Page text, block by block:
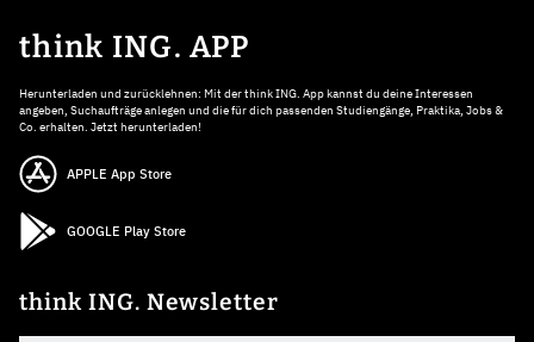
think ING. APP
Herunterladen und zurücklehnen: Mit der think ING. App kannst du deine Interessen
angeben, Suchaufträge anlegen und die für dich passenden Studiengänge, Praktika, Jobs &
Co. erhalten. Jetzt herunterladen!
APPLE App Store
GOOGLE Play Store
think ING. Newsletter